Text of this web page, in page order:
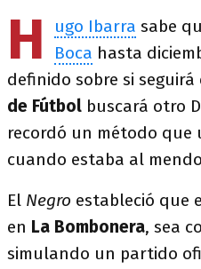
H ugo Ibarra sabe
Boca hasta
definido sobre si
de Fútbol buscará otro
recordó un método que
cuando estaba al
El Negro estableció que
en La Bombonera, sea
simulando un partido